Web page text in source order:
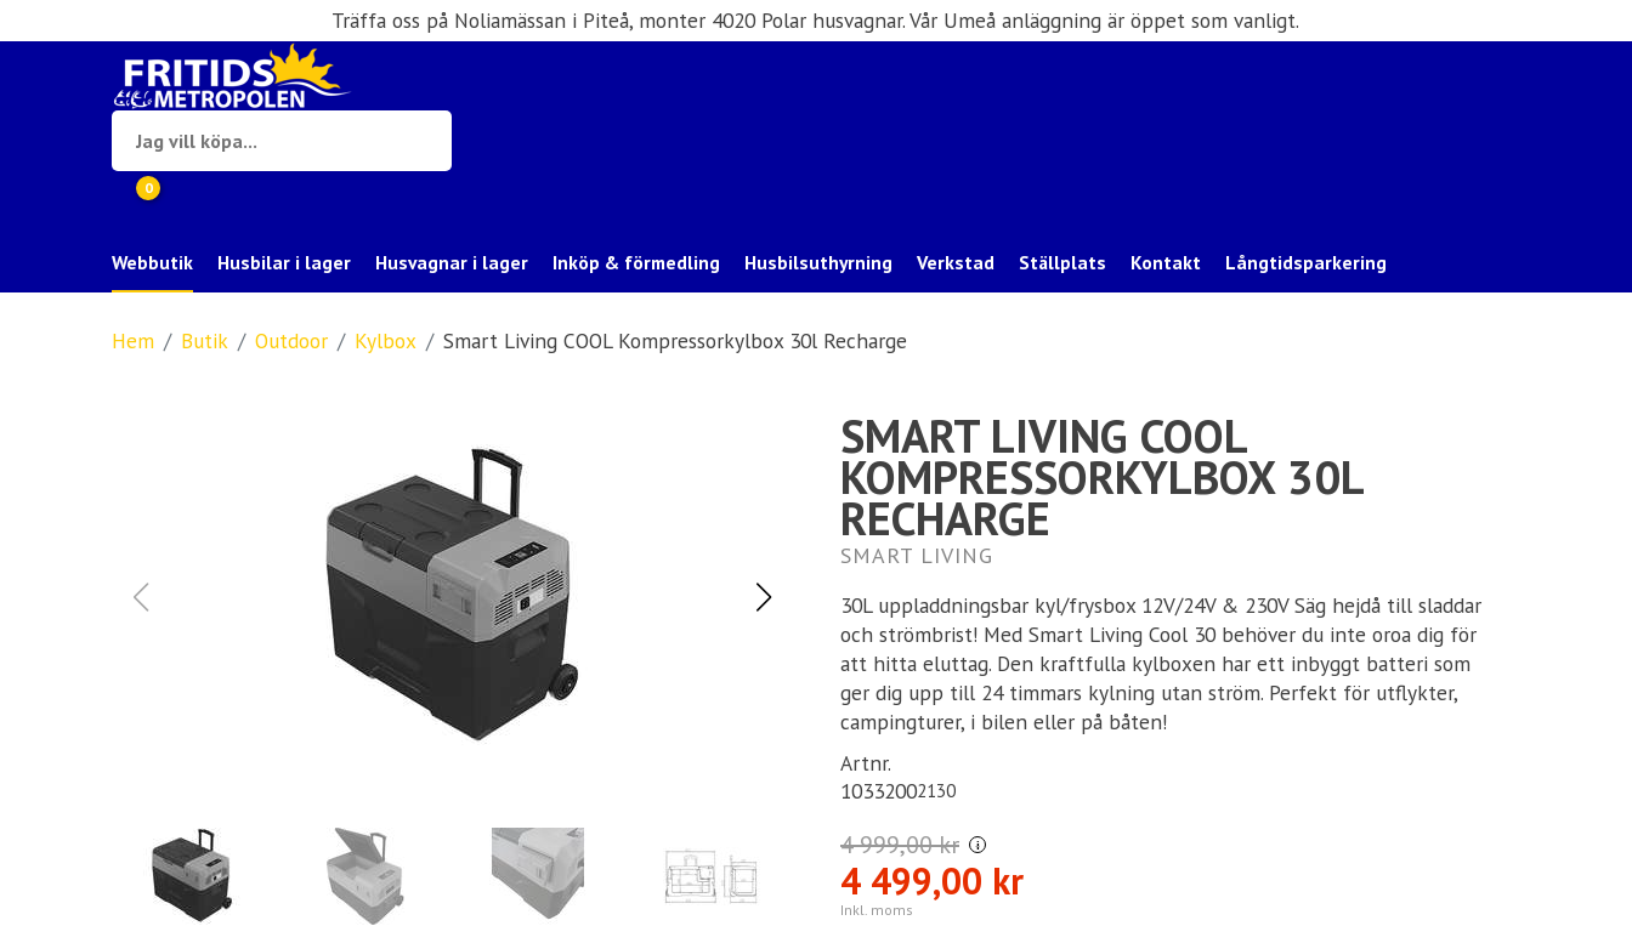
Träffa oss på Noliamässan i Piteå, monter 4020 Polar husvagnar. Vår Umeå anläggning är öppet som vanligt.
0
Webbutik Husbilar i lager Husvagnar i lager Inköp & förmedling Husbilsuthyrning Verkstad Ställplats Kontakt Långtidsparkering
Hem Butik Outdoor Kylbox Smart Living COOL Kompressorkylbox 30l Recharge
SMART LIVING COOL
KOMPRESSORKYLBOX 30L
RECHARGE
SMART LIVING
30L uppladdningsbar kyl/frysbox 12V/24V & 230V Säg hejdå till sladdar
och strömbrist! Med Smart Living Cool 30 behöver du inte oroa dig för
att hitta eluttag. Den kraftfulla kylboxen har ett inbyggt batteri som
ger dig upp till 24 timmars kylning utan ström. Perfekt för utflykter,
campingturer, i bilen eller på båten!
Artnr.
10332002130
4 999,00 kr i
4 499,00 kr
Inkl. moms